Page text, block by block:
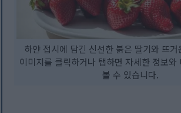
하얀 접시에 담긴 신선한 붉은 딸기와 뜨
이미지를 클릭하거나 탭하면 자세한 정보와
볼 수 있습니다.